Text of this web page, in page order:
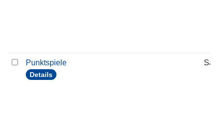
Punktspiele
Details